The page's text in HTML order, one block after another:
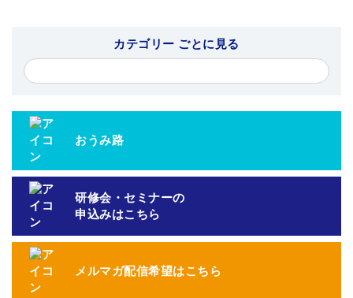
カテゴリー ごとに見る
おうみ路
研修会・セミナーの
申込みはこちら
メルマガ配信希望はこちら